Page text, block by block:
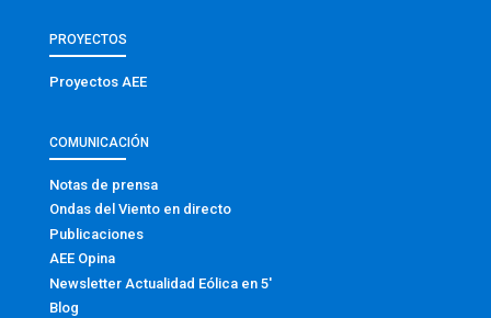
PROYECTOS
Proyectos AEE
COMUNICACIÓN
Notas de prensa
Ondas del Viento en directo
Publicaciones
AEE Opina
Newsletter Actualidad Eólica en 5′
Blog